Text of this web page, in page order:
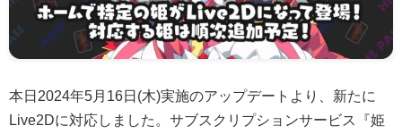
本日2024年5月16日(木)実施のアップデートより、新たに
Live2Dに対応しました。サブスクリプションサービス『姫